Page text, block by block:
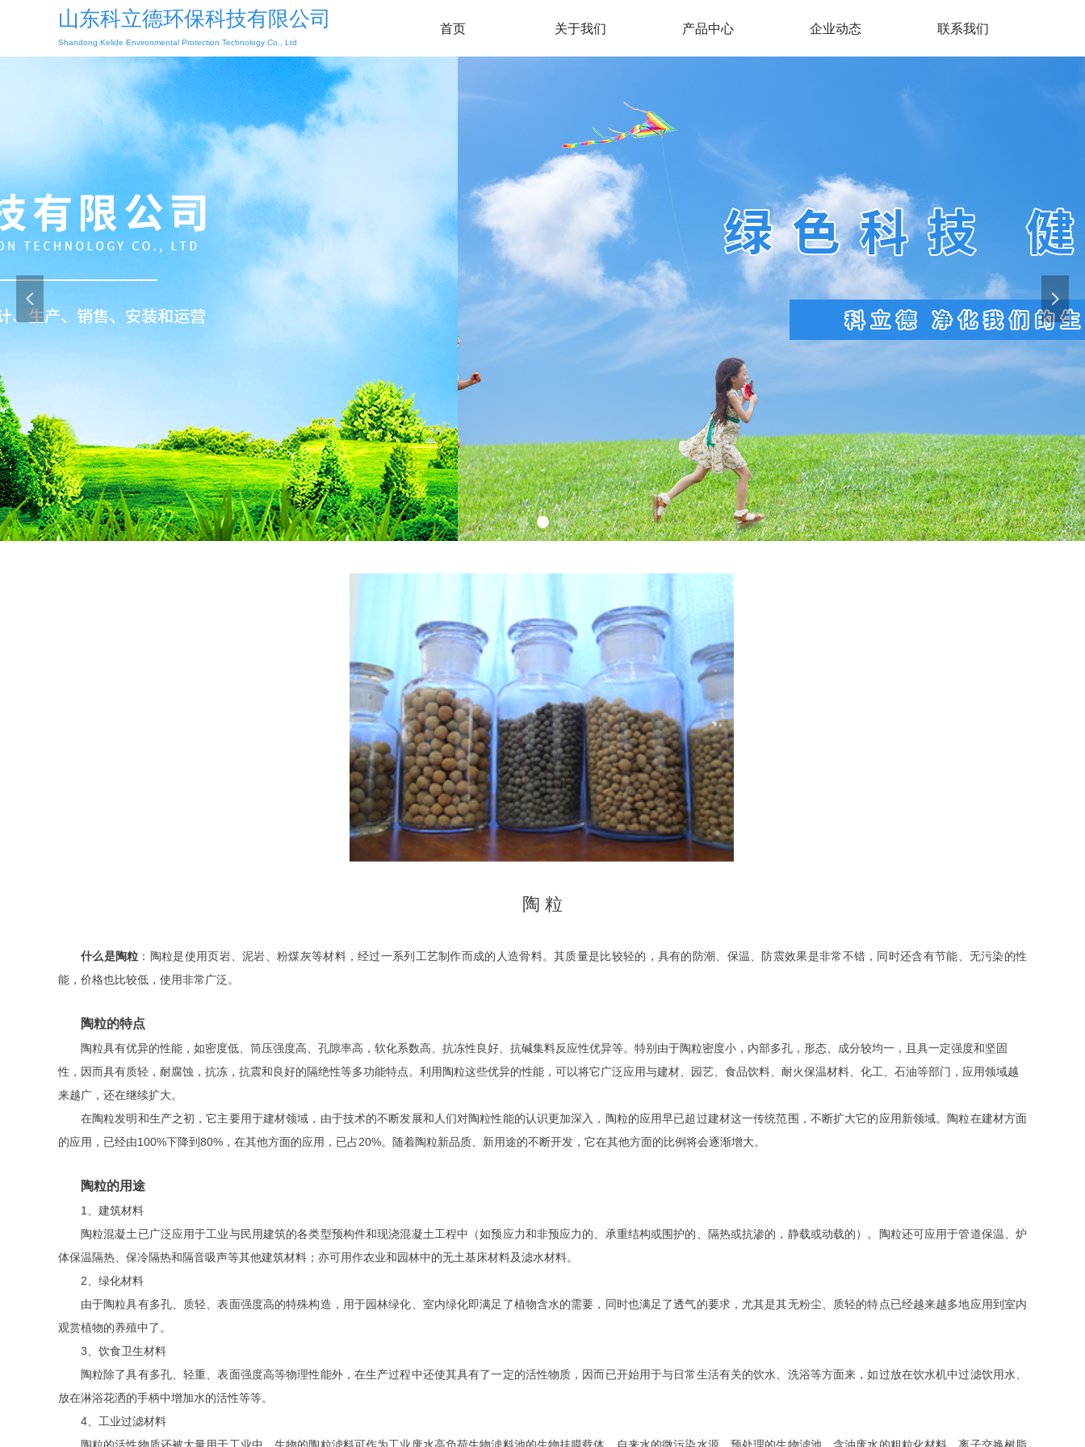
首页 关于我们 产品中心 企业动态 联系我们
山东科立德环保科技有限公司
Shandong Kelide Environmental Protection Technology Co., Ltd
넳 넲
陶 粒
什么是陶粒 ：陶粒是使用页岩、泥岩、粉煤灰等材料，经过一系列工艺制作而成的人造骨料。其质量是比较轻的，具有的防潮、保温、防震效果是非常不错，同时还含有节能、无污染的性
能，价格也比较低，使用非常广泛。
陶粒的特点
陶粒具有优异的性能，如密度低、筒压强度高、孔隙率高，软化系数高、抗冻性良好、抗碱集料反应性优异等。特别由于陶粒密度小，内部多孔，形态、成分较均一，且具一定强度和坚固
性，因而具有质轻，耐腐蚀，抗冻，抗震和良好的隔绝性等多功能特点。利用陶粒这些优异的性能，可以将它广泛应用与建材、园艺、食品饮料、耐火保温材料、化工、石油等部门，应用领域越
来越广，还在继续扩大。
在陶粒发明和生产之初，它主要用于建材领域，由于技术的不断发展和人们对陶粒性能的认识更加深入，陶粒的应用早已超过建材这一传统范围，不断扩大它的应用新领域。陶粒在建材方面
的应用，已经由100%下降到80%，在其他方面的应用，已占20%。随着陶粒新品质、新用途的不断开发，它在其他方面的比例将会逐渐增大。
陶粒的用途
1、建筑材料
陶粒混凝土已广泛应用于工业与民用建筑的各类型预构件和现浇混凝土工程中（如预应力和非预应力的、承重结构或围护的、隔热或抗渗的，静载或动载的）。陶粒还可应用于管道保温、炉
体保温隔热、保冷隔热和隔音吸声等其他建筑材料；亦可用作农业和园林中的无土基床材料及滤水材料。
2、绿化材料
由于陶粒具有多孔、质轻、表面强度高的特殊构造，用于园林绿化、室内绿化即满足了植物含水的需要，同时也满足了透气的要求，尤其是其无粉尘、质轻的特点已经越来越多地应用到室内
观赏植物的养殖中了。
3、饮食卫生材料
陶粒除了具有多孔、轻重、表面强度高等物理性能外，在生产过程中还使其具有了一定的活性物质，因而已开始用于与日常生活有关的饮水、洗浴等方面来，如过放在饮水机中过滤饮用水、
放在淋浴花洒的手柄中增加水的活性等等。
4、工业过滤材料